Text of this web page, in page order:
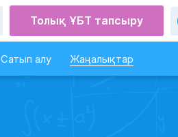
Толық ҰБТ тапсыру
Сатып алу Жаңалықтар